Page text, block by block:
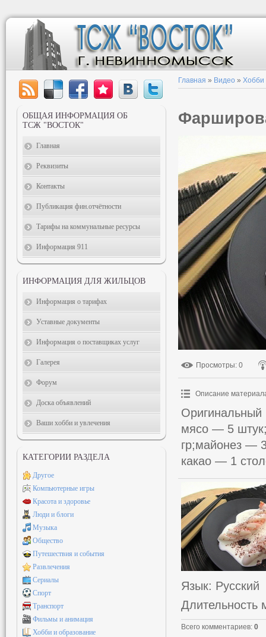
Главная » Видео » Хобби
Просмотры: 0
Описание
Оригинальный
мясо — 5
гр;майонез —
какао — 1
Язык: Русский
Длительность
Всего комментариев: 0
ОБЩАЯ ИНФОРМАЦИЯ ОБ
ТСЖ "ВОСТОК"
Главная
Реквизиты
Контакты
Публикация фин.отчётности
Тарифы на коммунальные ресурсы
Информация 911
ИНФОРМАЦИЯ ДЛЯ ЖИЛЬЦОВ
Информация о тарифах
Уставные документы
Информация о поставщиках услуг
Галерея
Форум
Доска объявлений
Ваши хобби и увлечения
КАТЕГОРИИ РАЗДЕЛА
Другое
Компьютерные игры
Красота и здоровье
Люди и блоги
Музыка
Общество
Путешествия и события
Развлечения
Сериалы
Спорт
Транспорт
Фильмы и анимация
Хобби и образование